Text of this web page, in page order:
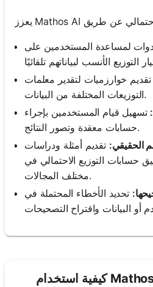
لمساعدة المستخدمين على
تقديم خوارزميات لتقدير معلمات
التوزيعات المختلفة من البيانات.
تسهيل قيام المستخدمين بإجراء
حسابات معقدة وتصور النتائج.
الحقيقي: تقديم أمثلة ودراسات
حسابات التوزيع الاحتمالي في
مختلف المجالات.
تحديد الأخطاء المحتملة في
كيفية استخدام Mathos AI لحاسبة توزيع